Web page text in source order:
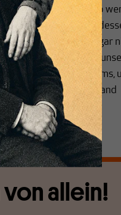
wir haben ihn ebenso
und Dinner bis zu
das wollten wir gar
der Neugier gilt
eines Diploms,
etablierten Wissenstand
allein!